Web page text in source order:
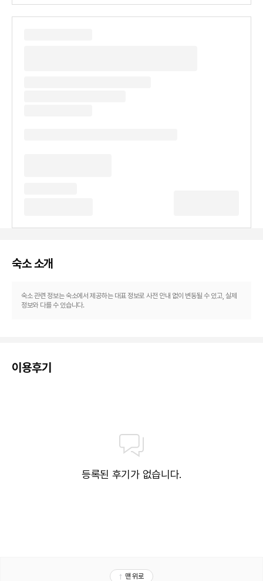
숙소 소개
숙소 관련 정보는 숙소에서 제공하는 대표 정보로 사전 안내 없이 변동될 수 있고, 실제
정보와 다를 수 있습니다.
이용후기
등록된 후기가 없습니다.